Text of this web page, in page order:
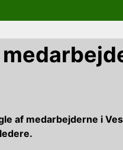
af medarbejderne i